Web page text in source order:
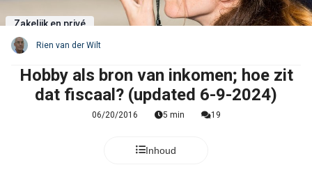
Zakelijk en privé
Rien van der Wilt
Hobby als bron van inkomen; hoe zit
dat fiscaal? (updated 6-9-2024)
06/20/2016 5 min 19
Inhoud